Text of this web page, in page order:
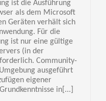
ist die Ausführung
als dem Microsoft
Geräten verhält sich
Für die
ist nur eine gültige
(in der
Community-
ausgeführt
eigener
in[...]